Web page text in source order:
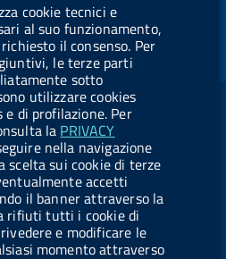
cookie tecnici e
al suo funzionamento,
il consenso. Per
le terze parti
sotto
utilizzare cookies
di profilazione. Per
la PRIVACY
nella navigazione
scelta sui cookie di terze
accetti
il banner attraverso la
rifiuti tutti i cookie di
e modificare le
momento attraverso
u
b
e
l
.
b
u
t
t
o
n
.
s